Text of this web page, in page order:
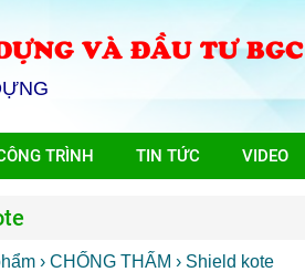
VÀ ĐẦU TƯ BGC
TRÌNH TIN TỨC VIDEO
› CHỐNG THẤM › Shield kote